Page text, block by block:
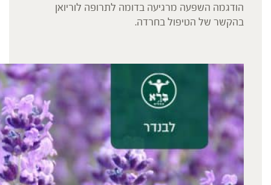
הודגמה השפעה מרגיעה בדומה לתרופה לוריואן
בהקשר של הטיפול בחרדה.